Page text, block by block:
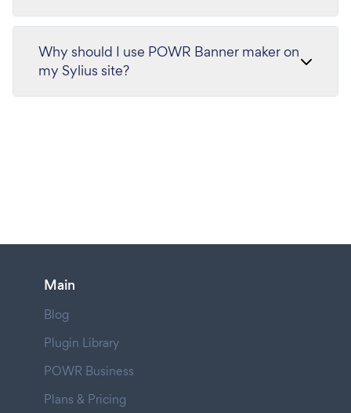
Why should I use POWR Banner maker on
my Sylius site?
Main
Blog
Plugin Library
POWR Business
Plans & Pricing